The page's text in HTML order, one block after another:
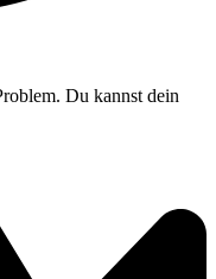
Du kannst dein